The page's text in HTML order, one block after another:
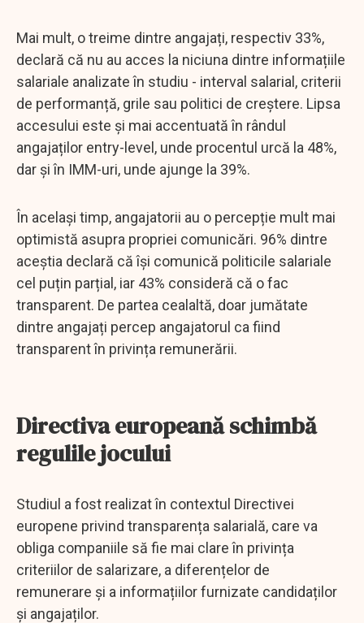
Mai mult, o treime dintre angajați, respectiv 33%,
declară că nu au acces la niciuna dintre informațiile
salariale analizate în studiu - interval salarial, criterii
de performanță, grile sau politici de creștere. Lipsa
accesului este și mai accentuată în rândul
angajaților entry-level, unde procentul urcă la 48%,
dar și în IMM-uri, unde ajunge la 39%.
În același timp, angajatorii au o percepție mult mai
optimistă asupra propriei comunicări. 96% dintre
aceștia declară că își comunică politicile salariale
cel puțin parțial, iar 43% consideră că o fac
transparent. De partea cealaltă, doar jumătate
dintre angajați percep angajatorul ca fiind
transparent în privința remunerării.
Directiva europeană schimbă
regulile jocului
Studiul a fost realizat în contextul Directivei
europene privind transparența salarială, care va
obliga companiile să fie mai clare în privința
criteriilor de salarizare, a diferențelor de
remunerare și a informațiilor furnizate candidaților
și angajaților.